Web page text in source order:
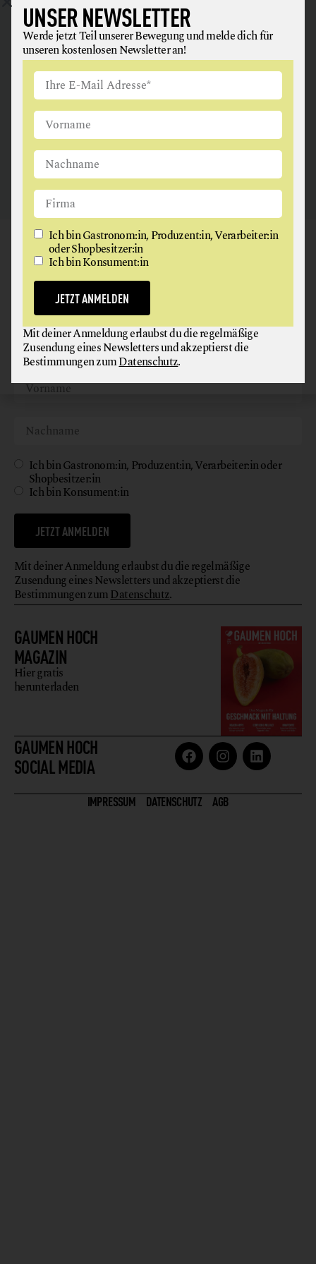
ANGUS & ARTHUR
FLEISCH + FLEISCHERZEUGNISSE
2326 Maria Lanzendorf
GAUMEN HOCH
MAGAZIN
Hier gratis
herunterladen
GAUMEN HOCH
SOCIAL MEDIA
GAUMEN HOCH
NEWSLETTER
Werde jetzt Teil unserer Bewegung und melde dich für
unseren kostenlosen Newsletter an!
Ich bin Gastronom:in, Produzent:in, Verarbeiter:in oder
Shopbesitzer:in
Ich bin Konsument:in
JETZT ANMELDEN
Mit deiner Anmeldung erlaubst du die regelmäßige
Zusendung eines Newsletters und akzeptierst die
Bestimmungen zumDatenschutz.
IMPRESSUM DATENSCHUTZ AGB
UNSER NEWSLETTER
Werde jetzt Teil unserer Bewegung und melde dich für
unseren kostenlosen Newsletter an!
Ich bin Gastronom:in, Produzent:in, Verarbeiter:in
oder Shopbesitzer:in
Ich bin Konsument:in
JETZT ANMELDEN
Mit deiner Anmeldung erlaubst du die regelmäßige
Zusendung eines Newsletters und akzeptierst die
Bestimmungen zumDatenschutz.